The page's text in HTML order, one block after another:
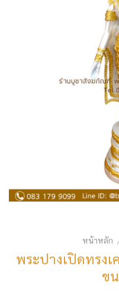
หน้าหลัก
พระปางเปิดทรง
ข